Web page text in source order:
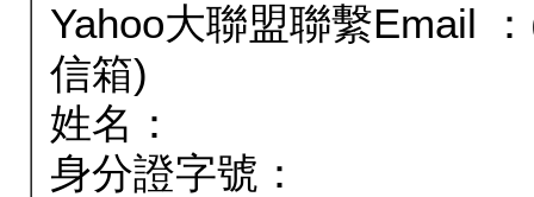
Yahoo大聯盟聯繫Email
信箱)
姓名：
身分證字號：